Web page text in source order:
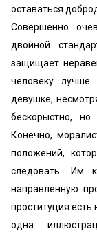
оставаться
Совершенно
двойной
защищает
человеку лучше
девушке,
бескорыстно,
Конечно,
положений,
следовать. Им
направленную
проституция
одна